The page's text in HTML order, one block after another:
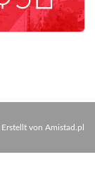
Erstellt von Amistad.pl